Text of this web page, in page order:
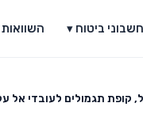
ביטוח ▾
תגמולים לעובדי אל על,